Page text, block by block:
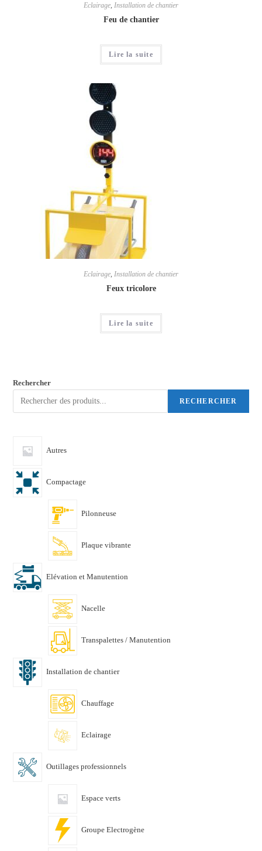
Eclairage Installation de chantier
Feu de chantier
Lire la suite
Eclairage, Installation de chantier
Feux tricolore
Lire la suite
Rechercher
RECHERCHER
Autres
Compactage
Pilonneuse
Plaque vibrante
Elévation et Manutention
Nacelle
Transpalettes / Manutention
Installation de chantier
Chauffage
Eclairage
Outillages professionnels
Espace verts
Groupe Electrogène